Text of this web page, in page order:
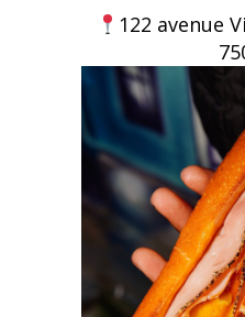
122 avenue